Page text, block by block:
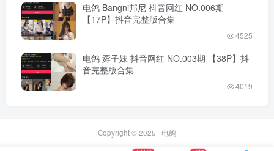
电鸽 Bangni邦尼 抖音网红 NO.006期
【17P】抖音完整版合集
4525
电鸽 孬子妹 抖音网红 NO.003期 【38P】抖
音完整版合集
4019
Copyright © 2025 · 电鸽